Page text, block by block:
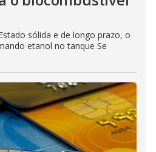
sólida e de longo prazo, o
etanol no tanque Se